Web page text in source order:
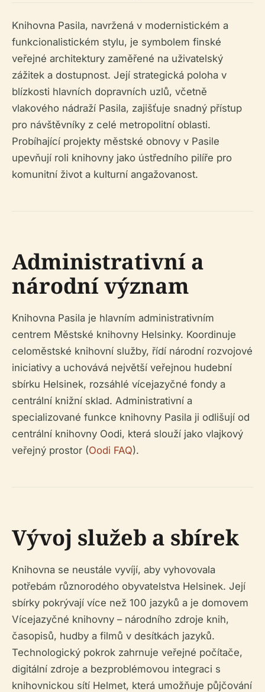
Knihovna Pasila, navržená v modernistickém a
funkcionalistickém stylu, je symbolem finské
veřejné architektury zaměřené na uživatelský
zážitek a dostupnost. Její strategická poloha v
blízkosti hlavních dopravních uzlů, včetně
vlakového nádraží Pasila, zajišťuje snadný přístup
pro návštěvníky z celé metropolitní oblasti.
Probíhající projekty městské obnovy v Pasile
upevňují roli knihovny jako ústředního pilíře pro
komunitní život a kulturní angažovanost.
Administrativní a
národní význam
Knihovna Pasila je hlavním administrativním
centrem Městské knihovny Helsinky. Koordinuje
celoměstské knihovní služby, řídí národní rozvojové
iniciativy a uchovává největší veřejnou hudební
sbírku Helsinek, rozsáhlé vícejazyčné fondy a
centrální knižní sklad. Administrativní a
specializované funkce knihovny Pasila ji odlišují od
centrální knihovny Oodi, která slouží jako vlajkový
veřejný prostor (Oodi FAQ).
Vývoj služeb a sbírek
Knihovna se neustále vyvíjí, aby vyhovovala
potřebám různorodého obyvatelstva Helsinek. Její
sbírky pokrývají více než 100 jazyků a je domovem
Vícejazyčné knihovny – národního zdroje knih,
časopisů, hudby a filmů v desítkách jazyků.
Technologický pokrok zahrnuje veřejné počítače,
digitální zdroje a bezproblémovou integraci s
knihovnickou sítí Helmet, která umožňuje půjčování